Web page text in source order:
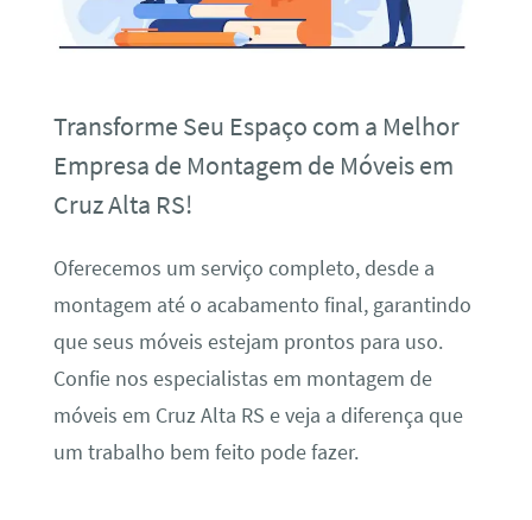
Transforme Seu Espaço com a Melhor
Empresa de Montagem de Móveis em
Cruz Alta RS!
Oferecemos um serviço completo, desde a
montagem até o acabamento final, garantindo
que seus móveis estejam prontos para uso.
Confie nos especialistas em montagem de
móveis em Cruz Alta RS e veja a diferença que
um trabalho bem feito pode fazer.